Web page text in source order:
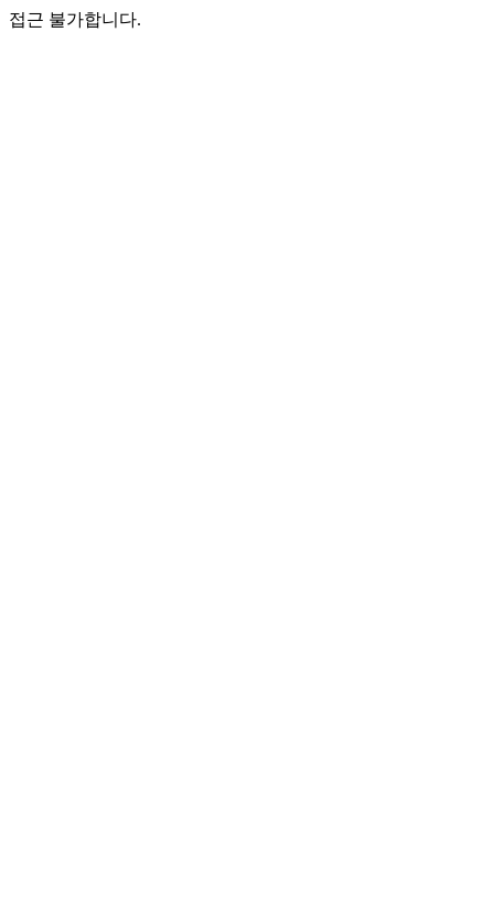
접근 불가합니다.